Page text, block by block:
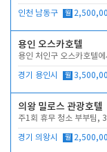
인천 남동구 월
용인 오스카호텔
용인 처인구 오스카호텔
경기 용인시 월
의왕 밀로스 관광호텔
주1회 휴무 청소 부부팀,
경기 의왕시 월